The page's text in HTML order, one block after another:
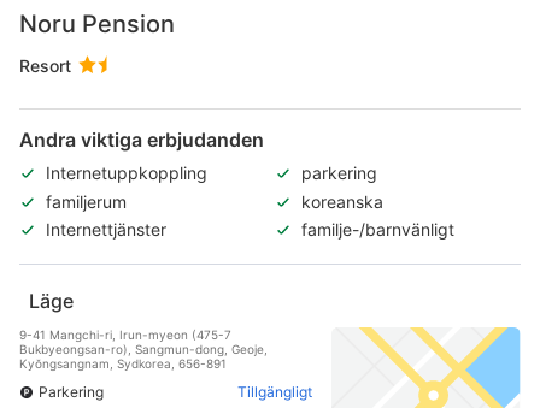
Noru Pension
Resort
Andra viktiga erbjudanden
Internetuppkoppling
parkering
familjerum
koreanska
Internettjänster
familje-/barnvänligt
Läge
9-41 Mangchi-ri, Irun-myeon (475-7
Bukbyeongsan-ro), Sangmun-dong, Geoje,
Kyŏngsangnam, Sydkorea, 656-891
Parkering
Tillgängligt